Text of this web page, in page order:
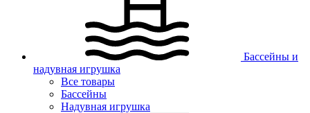
Бассейны и
надувная игрушка
Все товары
Бассейны
Надувная игрушка